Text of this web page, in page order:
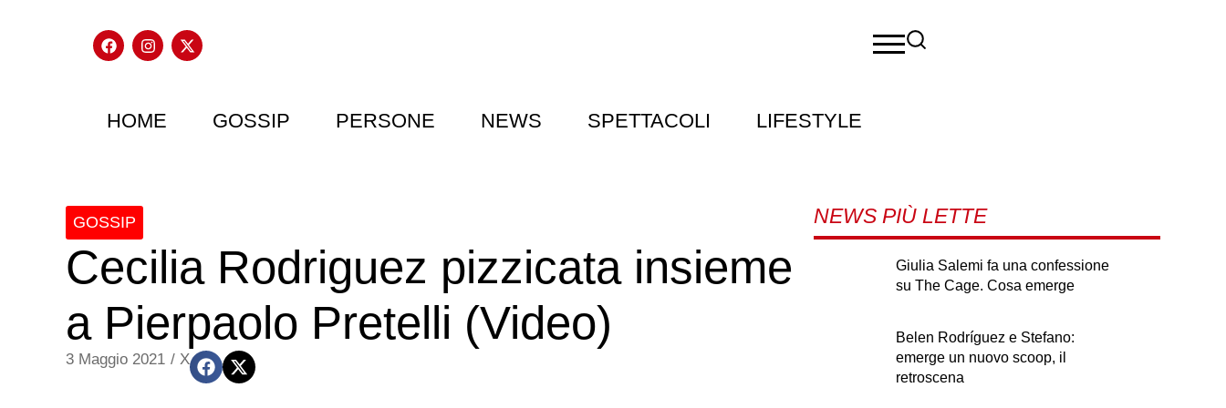
HOME GOSSIP PERSONE NEWS SPETTACOLI LIFESTYLE
GOSSIP
Cecilia Rodriguez pizzicata insieme
a Pierpaolo Pretelli (Video)
3 Maggio 2021 / X
NEWS PIÙ LETTE
Giulia Salemi fa una confessione
su The Cage. Cosa emerge
Belen Rodríguez e Stefano:
emerge un nuovo scoop, il
retroscena